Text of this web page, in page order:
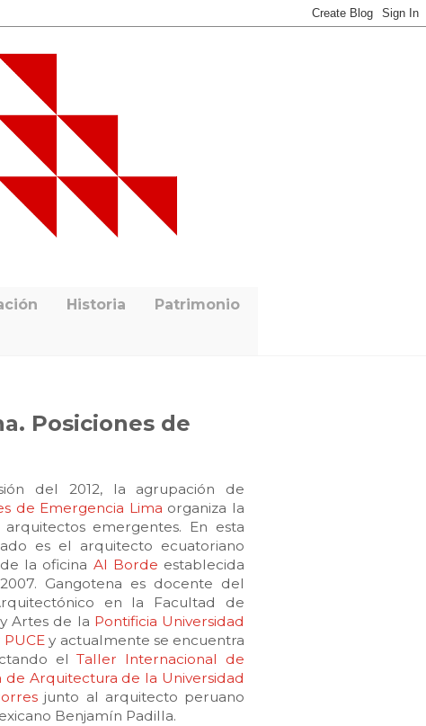
Historia Patrimonio
Posiciones de
del 2012, la agrupación de
de Emergencia Lima organiza la
emergentes. En esta
es el arquitecto ecuatoriano
la oficina Al Borde establecida
Gangotena es docente del
en la Facultad de
Artes de la Pontificia Universidad
y actualmente se encuentra
elTaller Internacional de
de Arquitectura de la Universidad
junto al arquitecto peruano
Benjamín Padilla.